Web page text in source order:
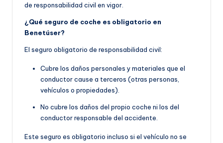
de responsabilidad civil en vigor.
¿Qué seguro de coche es obligatorio en
Benetúser?
El seguro obligatorio de responsabilidad civil:
Cubre los daños personales y materiales que el
conductor cause a terceros (otras personas,
vehículos o propiedades).
No cubre los daños del propio coche ni los del
conductor responsable del accidente.
Este seguro es obligatorio incluso si el vehículo no se